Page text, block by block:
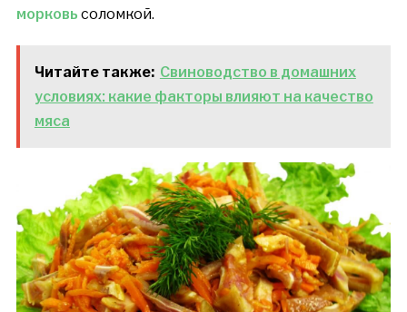
морковь соломкой.
Читайте также: Свиноводство в домашних
условиях: какие факторы влияют на качество
мяса